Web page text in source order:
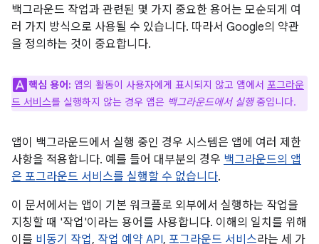
백그라운드 작업과 관련된 몇 가지 중요한 용어는 모순되게 여
러 가지 방식으로 사용될 수 있습니다. 따라서 Google의 약관
을 정의하는 것이 중요합니다.
핵심 용어: 앱의 활동이 사용자에게 표시되지 않고 앱에서 포그라운
드 서비스를 실행하지 않는 경우 앱은 백그라운드에서 실행중입니다.
앱이 백그라운드에서 실행 중인 경우 시스템은 앱에 여러 제한
사항을 적용합니다. 예를 들어 대부분의 경우 백그라운드의 앱
은 포그라운드 서비스를 실행할 수 없습니다.
이 문서에서는 앱이 기본 워크플로 외부에서 실행하는 작업을
지칭할 때 '작업'이라는 용어를 사용합니다. 이해의 일치를 위해
이를 비동기 작업, 작업 예약 API, 포그라운드 서비스라는 세 가